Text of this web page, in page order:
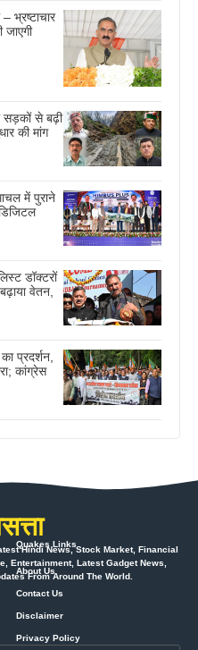
भ्रष्टाचार
जाएगी
सड़कों से बढ़ी
की मांग
में पुराने
डॉक्टरों
वेतन,
प्रदर्शन,
कांग्रेस
Hindi News, Stock Market, Financial
Entertainment, Latest Gadget News,
From Around The World.
Quakes Links
About Us
Contact Us
Disclaimer
Privacy Policy